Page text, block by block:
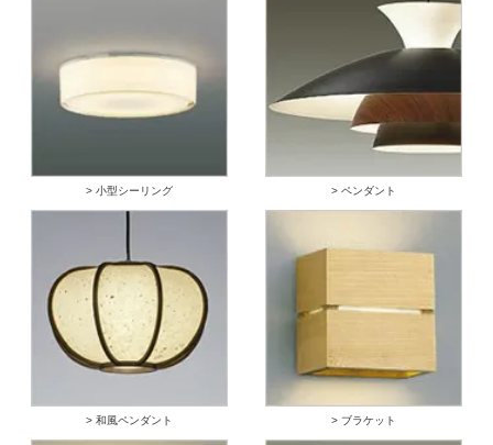
> 小型シーリング > ペンダント
> 和風ペンダント > ブラケット